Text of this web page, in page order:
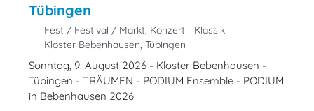
Tübingen
Fest / Festival / Markt, Konzert - Klassik
Kloster Bebenhausen, Tübingen
Sonntag, 9. August 2026 - Kloster Bebenhausen -
Tübingen - TRÄUMEN - PODIUM Ensemble - PODIUM
in Bebenhausen 2026